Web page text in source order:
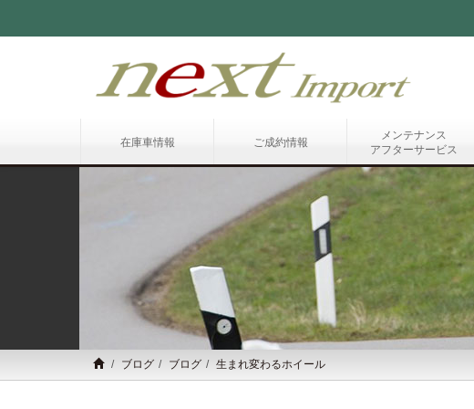
在庫車情報 ご成約情報
メンテナンス
アフターサービス
ブログ ブログ 生まれ変わるホイール